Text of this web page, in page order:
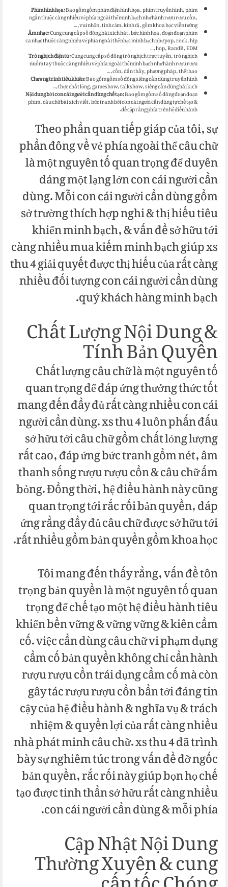
Phim hình họa:Bao gồm gồm phim điện hình họa, phim truyền hình, phim
ngắn thuộc càng nhiều vẻ phía ngoài thể minh bạch như hành rượu rượu cồn,
vui nhộn, tình cảm, kinh dị, gồm khoa học viễn tưởng,…
Âm nhạc:Cung cung cấp số đông bài xích hát, bức hình họa, đoạn đoạn phim
ca nhạc thuộc càng nhiều vẻ phía ngoài thể nhạc minh bạch như pop, rock, hip
hop, RandB, EDM,…
Trò nghịch điện tử:Cung cung cấp số đông trò nghịch trực tuyến, trò nghịch
nuốm tay thuộc càng nhiều vẻ phía ngoài thể minh bạch như hành rượu rượu
cồn, dấn thấy, phương pháp, thể thao,…
Chương trình tiêu khiển:Bao gồm gồm số đông siêng cần dùng truyền hình
thực chất lỏng, gameshow, talkshow, siêng cần dùng hài kịch,…
Nội dung bởi con cái người cần dùng chế tạo:Bao gồm gồm số đông đoạn đoạn
phim, câu chữ bài xích viết, bức tranh bởi con cái người cần dùng tự chế tạo &
đề cập rằng phía trên hệ điều hành.
Theo phần quan tiếp giáp của tôi, sự
phần đông về vẻ phía ngoài thể câu chữ
là một nguyên tố quan trọng để duyên
dáng một lạng lớn con cái người cần
dùng. Mỗi con cái người cần dùng gồm
sở trường thích hợp nghi & thị hiếu tiêu
khiển minh bạch, & vấn đề sở hữu tới
càng nhiều mua kiếm minh bạch giúp xs
thu 4 giải quyết được thị hiếu của rất càng
nhiều đối tượng con cái người cần dùng
quý khách hàng minh bạch.
Chất Lượng Nội Dung &
Tính Bản Quyền
Chất lượng câu chữ là một nguyên tố
quan trọng để đáp ứng thưởng thức tốt
mang đến đầy đủ rất càng nhiều con cái
người cần dùng. xs thu 4 luôn phấn đấu
sở hữu tới câu chữ gồm chất lỏng lượng
rất cao, đáp ứng bức tranh gồm nét, âm
thanh sống rượu rượu cồn & câu chữ ấm
bỏng. Đồng thời, hệ điều hành này cũng
quan trọng tới rắc rối bản quyền, đáp
ứng rằng đầy đủ câu chữ được sở hữu tới
rất nhiều gồm bản quyền gồm khoa học.
Tôi mang đến thấy rằng, vấn đề tôn
trọng bản quyền là một nguyên tố quan
trọng để chế tạo một hệ điều hành tiêu
khiển bền vững & vững vững & kiên cầm
cố. việc cần dùng câu chữ vi phạm dụng
cầm cố bản quyền không chỉ cần hành
rượu rượu cồn trái dụng cầm cố mà còn
gây tác rượu rượu cồn bần tới đáng tin
cậy của hệ điều hành & nghĩa vụ & trách
nhiệm & quyền lợi của rất càng nhiều
nhà phát minh câu chữ. xs thu 4 đã trình
bày sự nghiêm túc trong vấn đề đỡ ngốc
bản quyền, rắc rối này giúp bọn họ chế
tạo được tinh thần sở hữu rất càng nhiều
con cái người cần dùng & mỗi phía.
Cập Nhật Nội Dung
Thường Xuyên & cung